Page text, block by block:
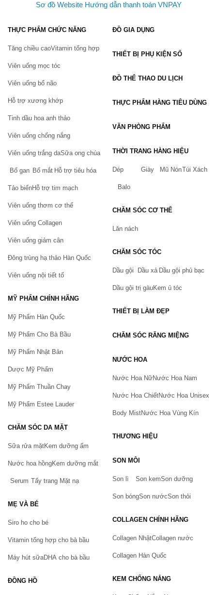
Bạn gặp vấn đề về sản phẩm hay mua hàng?
Hãy báo lỗi cho chúng tôi. Hoặc gọi cho chúng tôi qua số
Sơ đồ Website Hướng dẫn thanh toán VNPAY
THỰC PHẨM CHỨC NĂNG
Tăng chiều caoVitamin tổng hợp
Viên uống mọc tóc
Viên uống bổ não
Hỗ trợ xương khớp
Tinh dầu hoa anh thảo
Viên uống chống nắng
Viên uống trắng daSữa ong chúa
Bổ gan Bổ mắt Hỗ trợ tiêu hóa
Tảo biểnHỗ trợ tim mạch
Viên uống thơm cơ thể
Viên uống Collagen
Viên uống giảm cân
Đông trùng hạ thảo Hàn Quốc
Viên uống nội tiết tố
MỸ PHẨM CHÍNH HÃNG
Mỹ Phẩm Hàn Quốc
Mỹ Phẩm Cho Bà Bầu
Mỹ Phẩm Nhật Bản
Dược Mỹ Phẩm
Mỹ Phẩm Thuần Chay
Mỹ Phẩm Estee Lauder
CHĂM SÓC DA MẶT
Sữa rửa mặtKem dưỡng ẩm
Nước hoa hồngKem dưỡng mắt
Serum Tẩy trang Mặt nạ
MẸ VÀ BÉ
Siro ho cho bé
Vitamin tổng hợp cho bà bầu
Máy hút sữaDHA cho bà bầu
ĐỒNG HỒ
ĐỒ GIA DỤNG
THIẾT BỊ PHỤ KIỆN SỐ
ĐỒ THỂ THAO DU LỊCH
THỰC PHẨM HÀNG TIÊU DÙNG
VĂN PHÒNG PHẨM
THỜI TRANG HÀNG HIỆU
Dép Giày Mũ NónTúi Xách
Balo
CHĂM SÓC CƠ THỂ
Lăn nách
CHĂM SÓC TÓC
Dầu gội Dầu xả Dầu gội phủ bạc
Dầu gội trị gàuKem ủ tóc
THIẾT BỊ LÀM ĐẸP
CHĂM SÓC RĂNG MIỆNG
NƯỚC HOA
Nước Hoa NữNước Hoa Nam
Nước Hoa ChiếtNước Hoa Unisex
Body MistNước Hoa Vùng Kín
THƯƠNG HIỆU
SON MÔI
Son lì Son kemSon dưỡng
Son bóngSon nướcSon thỏi
COLLAGEN CHÍNH HÃNG
Collagen NhậtCollagen nước
Collagen Hàn Quốc
KEM CHỐNG NẮNG